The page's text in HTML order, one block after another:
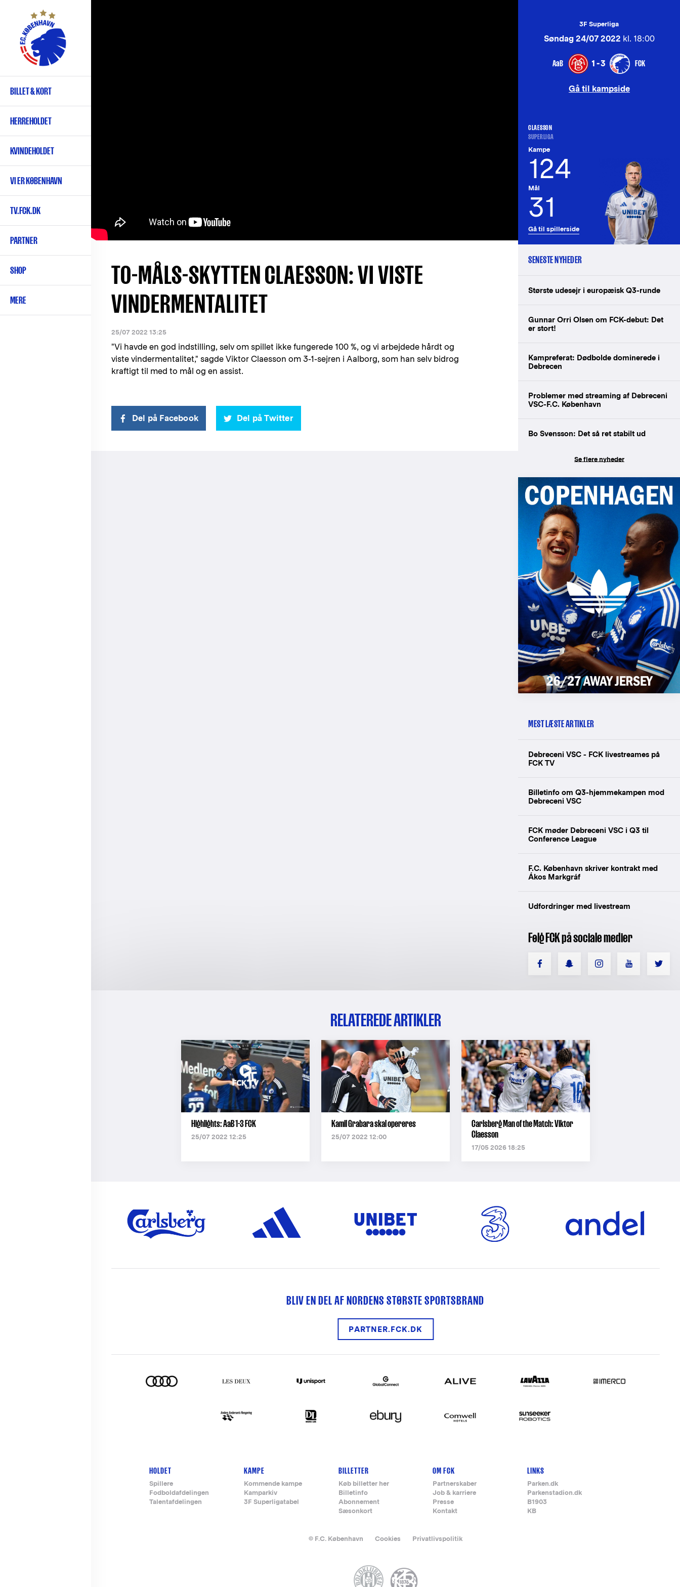
hovedindhold
Primær
navigation
BILLET & KORT
HERREHOLDET
KVINDEHOLDET
VI ER KØBENHAVN
TV.FCK.DK
PARTNER
SHOP
MERE
TO-MÅLS-SKYTTEN CLAESSON: VI VISTE
VINDERMENTALITET
25/07 2022 13:25
"Vi havde en god indstilling, selv om spillet ikke fungerede 100 %, og vi arbejdede hårdt og
viste vindermentalitet," sagde Viktor Claesson om 3-1-sejren i Aalborg, som han selv bidrog
kraftigt til med to mål og en assist.
Del på Facebook Del på Twitter
3F Superliga
Søndag 24/07 2022 kl. 18:00
AaB 1-3 FCK
Gå til kampside
CLAESSON
SUPERLIGA
Kampe
124
Mål
31
Gå til spillerside
SENESTE NYHEDER
Største udesejr i europæisk Q3-runde
Gunnar Orri Olsen om FCK-debut: Det
er stort!
Kampreferat: Dødbolde dominerede i
Debrecen
Problemer med streaming af Debreceni
VSC-F.C. København
Bo Svensson: Det så ret stabilt ud
Se flere nyheder
MEST LÆSTE ARTIKLER
Debreceni VSC - FCK livestreames på
FCK TV
Billetinfo om Q3-hjemmekampen mod
Debreceni VSC
FCK møder Debreceni VSC i Q3 til
Conference League
F.C. København skriver kontrakt med
Ákos Markgráf
Udfordringer med livestream
Følg FCK på sociale medier
RELATEREDE ARTIKLER
Highlights: AaB 1-3 FCK
25/07 2022 12:25
Kamil Grabara skal opereres
25/07 2022 12:00
Carlsberg Man of the Match: Viktor
Claesson
17/05 2026 18:25
BLIV EN DEL AF NORDENS STØRSTE SPORTSBRAND
PARTNER.FCK.DK
Footer-
menu
HOLDET
Spillere
Fodboldafdelingen
Talentafdelingen
KAMPE
Kommende kampe
Kamparkiv
3F Superligatabel
BILLETTER
Køb billetter her
Billetinfo
Abonnement
Sæsonkort
OM FCK
Partnerskaber
Job & karriere
Presse
Kontakt
LINKS
Parken.dk
Parkenstadion.dk
B1903
KB
© F.C. København Cookies Privatlivspolitik